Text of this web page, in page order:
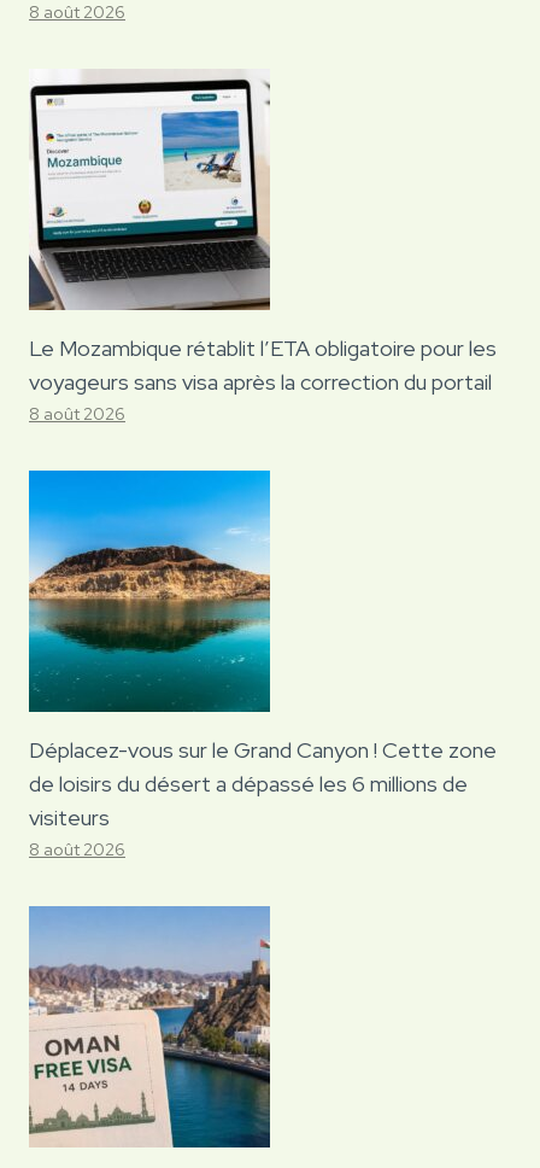
8 août 2026
Le Mozambique rétablit l’ETA obligatoire pour les
voyageurs sans visa après la correction du portail
8 août 2026
Déplacez-vous sur le Grand Canyon ! Cette zone
de loisirs du désert a dépassé les 6 millions de
visiteurs
8 août 2026